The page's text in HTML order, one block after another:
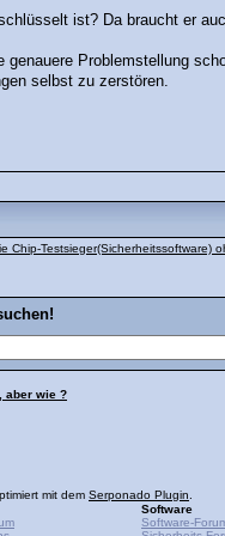
ist? Da braucht er
Problemstellung
selbst zu zerstören.
Chip-Testsieger(Sicherheitssoftware)
aber wie ?
mit dem Serponado Plugin
Software
Software-